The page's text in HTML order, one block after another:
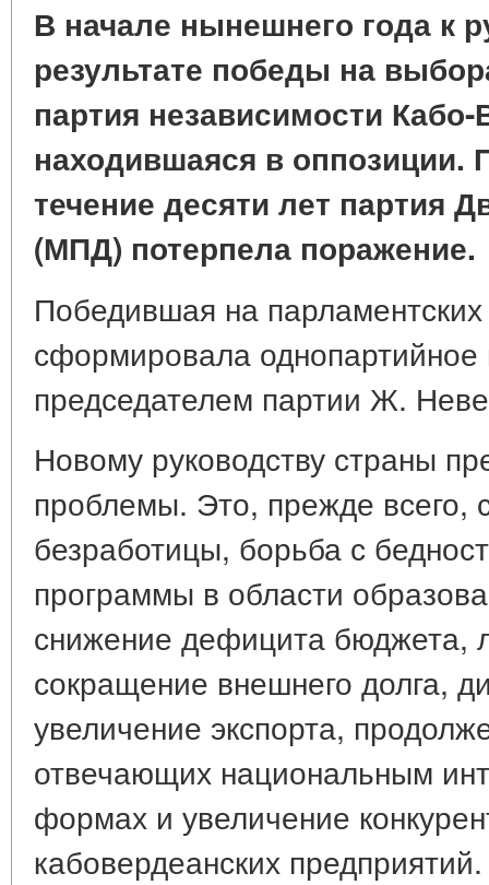
В начале нынешнего года к
результате победы на
партия независимости
находившаяся в оппозиции.
течение десяти лет партия
(МПД) потерпела поражение.
Победившая на
сформировала однопартийное
председателем партии Ж.
Новому руководству страны
проблемы. Это, прежде всего,
безработицы, борьба с
программы в области
снижение дефицита бюджета,
сокращение внешнего долга,
увеличение экспорта,
отвечающих национальным
формах и увеличение
кабовердеанских предприятий.